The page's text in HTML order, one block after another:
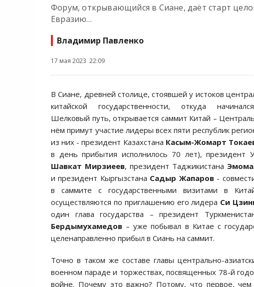
Форум, открывающийся в Сиане, даёт старт
Евразию…
Владимир Павленко
17 мая 2023 22:09
В Сиане, древней столице, стоявшей у истоков
китайской государственности, откуда
Шелковый путь, открывается саммит Китай –
нём примут участие лидеры всех пяти республик
из них - президент Казахстана Касым-Жомарт
в день прибытия исполнилось 70 лет), президент
Шавкат Мирзиеев, президент Таджикистана
и президент Кыргызстана Садыр Жапаров-
в саммите с государственными визитами в
осуществляются по приглашению его лидера Си
один глава государства – президент
Бердымухамедов – уже побывал в Китае с
целенаправленно прибыл в Сиань на саммит.
Точно в таком же составе главы центрально-
военном параде и торжествах, посвященных 78-й
войне. Почему это важно? Потому, что первое,